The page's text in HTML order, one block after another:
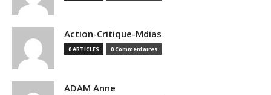
Action-Critique-Mdias
0 ARTICLES 0 Commentaires
ADAM Anne